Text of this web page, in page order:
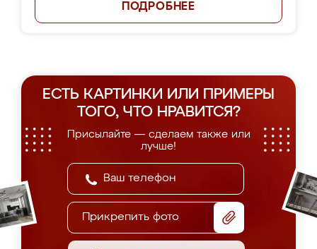
ПОДРОБНЕЕ
ЕСТЬ КАРТИНКИ ИЛИ ПРИМЕРЫ
ТОГО, ЧТО НРАВИТСЯ?
Присылайте — сделаем также или
лучше!
Прикрепить фото